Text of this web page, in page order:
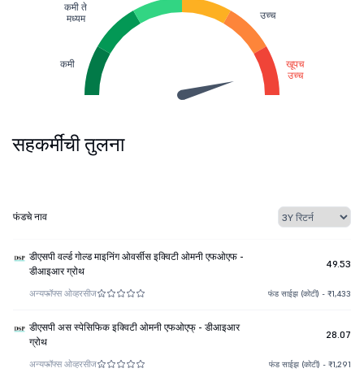
कमी
कमी ते
मध्यम
उच्च
खूपच
उच्च
सहकर्मींची तुलना
फंडचे नाव
डीएसपी वर्ल्ड गोल्ड माइनिंग ओवर्सीस इक्विटी ओमनी एफओएफ -
डीआइआर ग्रोथ
49.53
अन्यफॉफ्स ओव्हरसीज फंड साईझ (कोटी) - ₹1,433
डीएसपी अस स्पेसिफिक इक्विटी ओमनी एफओएफ् - डीआइआर
ग्रोथ
28.07
अन्यफॉफ्स ओव्हरसीज फंड साईझ (कोटी) - ₹1,291